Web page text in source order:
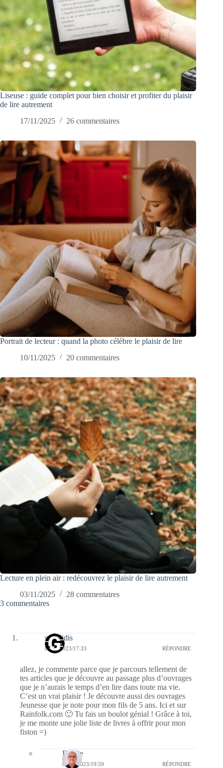
Liseuse : guide complet pour bien choisir et profiter du plaisir
de lire autrement
17/11/2025
26 commentaires
Portrait de lecteur : quand la photo célèbre le plaisir de lire
10/11/2025
20 commentaires
Lecture en plein air : redécouvrez le plaisir de lire autrement
03/11/2025
28 commentaires
3 commentaires
griselidis
03/10/2023/17:33 RÉPONDRE
allez, je commente parce que je parcours tellement de
tes articles que je découvre au passage plus d’ouvrages
que je n’aurais le temps d’en lire dans toute ma vie.
C’est un vrai plaisir ! Je découvre aussi des ouvrages
Jeunesse que je note pour mon fils de 5 ans. Ici et sur
Rainfolk.com 🙂 Tu fais un boulot génial ! Grâce à toi,
je me monte une jolie liste de livres à offrir pour mon
fiston =)
Bernie
03/10/2023/19:59 RÉPONDRE